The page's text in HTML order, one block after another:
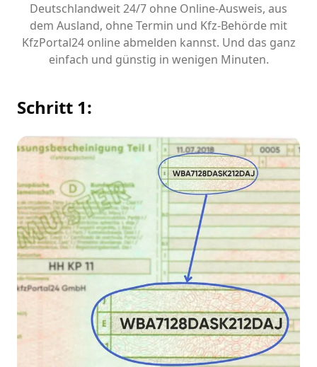
Deutschlandweit 24/7 ohne Online-Ausweis, aus
dem Ausland, ohne Termin und Kfz-Behörde mit
KfzPortal24 online abmelden kannst. Und das ganz
einfach und günstig in wenigen Minuten.
Schritt 1: